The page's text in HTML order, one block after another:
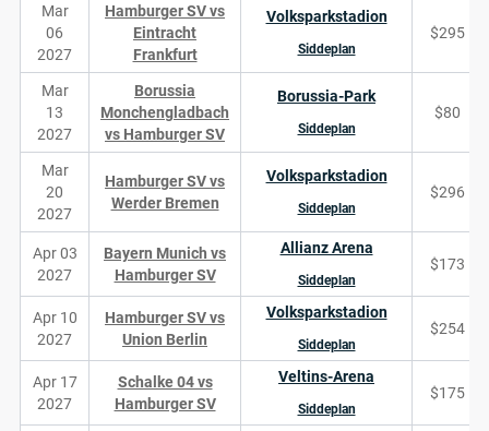
Mar
06
2027
Hamburger SV vs
Eintracht
Frankfurt
Volksparkstadion
Siddeplan
$295
Mar
13
2027
Borussia
Monchengladbach
vs Hamburger SV
Borussia-Park
Siddeplan
$80
Mar
20
2027
Hamburger SV vs
Werder Bremen
Volksparkstadion
Siddeplan
$296
Apr 03
2027
Bayern Munich vs
Hamburger SV
Allianz Arena
Siddeplan
$173
Apr 10
2027
Hamburger SV vs
Union Berlin
Volksparkstadion
Siddeplan
$254
Apr 17
2027
Schalke 04 vs
Hamburger SV
Veltins-Arena
Siddeplan
$175